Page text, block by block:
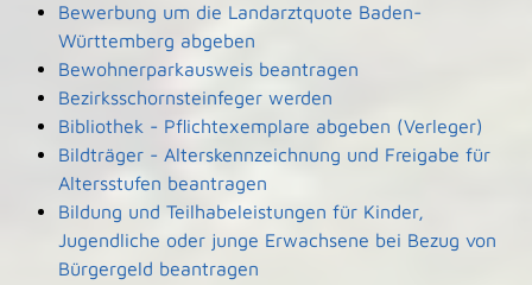
Bewerbung um die Landarztquote Baden-
Württemberg abgeben
Bewohnerparkausweis beantragen
Bezirksschornsteinfeger werden
Bibliothek - Pflichtexemplare abgeben (Verleger)
Bildträger - Alterskennzeichnung und Freigabe für
Altersstufen beantragen
Bildung und Teilhabeleistungen für Kinder,
Jugendliche oder junge Erwachsene bei Bezug von
Bürgergeld beantragen